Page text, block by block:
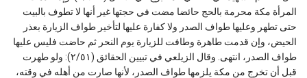
المرأة مكة محرمة بالحج حائضا مضت في حجتها غير أنها لا تطوف بالبيت
حتى تطهر وعليها طواف الصدر ولا كفارة عليها لتأخير طواف الزيارة بعذر
الحيض، وإن قدمت طاهرة وطافت للزيارة يوم النحر ثم حاضت فليس عليها
طواف الصدر، انتهى. وقال الزيلعي في تبيين الحقائق (٢/٥١): ولو طهرت
قبل أن تخرج من مكة يلزمها طواف الصدر، لأنها صارت من أهله في وقته،